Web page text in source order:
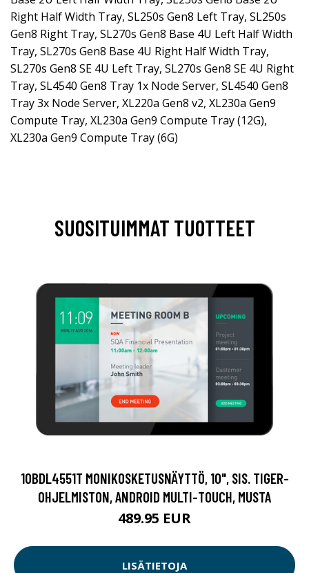
Right Half Width Tray, SL250s Gen8 Left Tray, SL250s
Gen8 Right Tray, SL270s Gen8 Base 4U Left Half Width
Tray, SL270s Gen8 Base 4U Right Half Width Tray,
SL270s Gen8 SE 4U Left Tray, SL270s Gen8 SE 4U Right
Tray, SL4540 Gen8 Tray 1x Node Server, SL4540 Gen8
Tray 3x Node Server, XL220a Gen8 v2, XL230a Gen9
Compute Tray, XL230a Gen9 Compute Tray (12G),
XL230a Gen9 Compute Tray (6G)
SUOSITUIMMAT TUOTTEET
10BDL4551T MONIKOSKETUSNÄYTTÖ, 10", SIS. TIGER-
OHJELMISTON, ANDROID MULTI-TOUCH, MUSTA
489.95 EUR
LISÄTIETOJA